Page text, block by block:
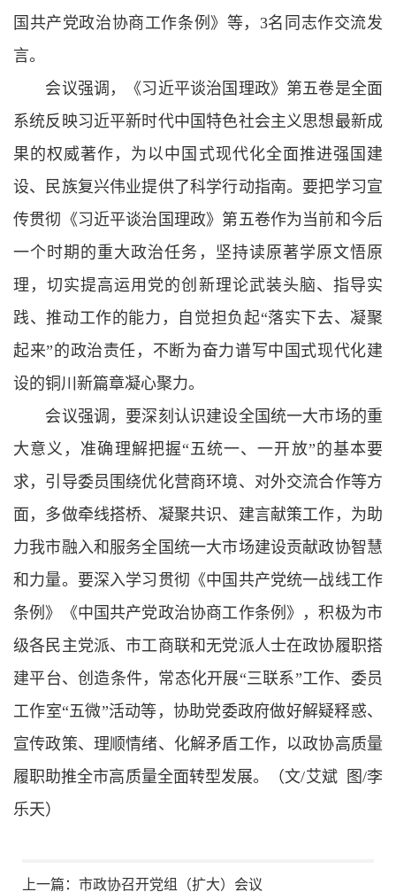
国共产党政治协商工作条例》等，3名同志作交流发
言。
会议强调，《习近平谈治国理政》第五卷是全面
系统反映习近平新时代中国特色社会主义思想最新成
果的权威著作，为以中国式现代化全面推进强国建
设、民族复兴伟业提供了科学行动指南。要把学习宣
传贯彻《习近平谈治国理政》第五卷作为当前和今后
一个时期的重大政治任务，坚持读原著学原文悟原
理，切实提高运用党的创新理论武装头脑、指导实
践、推动工作的能力，自觉担负起“落实下去、凝聚
起来”的政治责任，不断为奋力谱写中国式现代化建
设的铜川新篇章凝心聚力。
会议强调，要深刻认识建设全国统一大市场的重
大意义，准确理解把握“五统一、一开放”的基本要
求，引导委员围绕优化营商环境、对外交流合作等方
面，多做牵线搭桥、凝聚共识、建言献策工作，为助
力我市融入和服务全国统一大市场建设贡献政协智慧
和力量。要深入学习贯彻《中国共产党统一战线工作
条例》《中国共产党政治协商工作条例》，积极为市
级各民主党派、市工商联和无党派人士在政协履职搭
建平台、创造条件，常态化开展“三联系”工作、委员
工作室“五微”活动等，协助党委政府做好解疑释惑、
宣传政策、理顺情绪、化解矛盾工作，以政协高质量
履职助推全市高质量全面转型发展。（文/艾斌 图/李
乐天）
上一篇： 市政协召开党组（扩大）会议